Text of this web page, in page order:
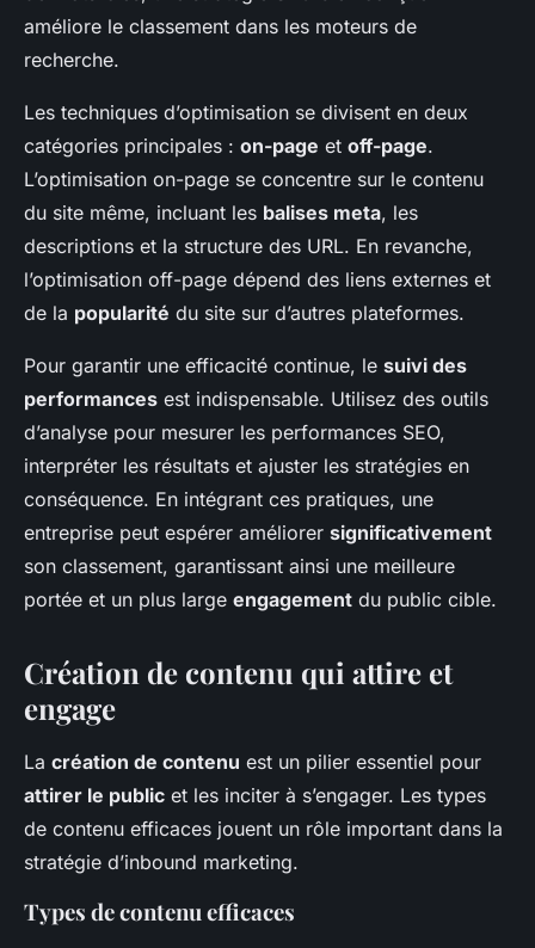
améliore le classement dans les moteurs de
recherche.
Les techniques d’optimisation se divisent en deux
catégories principales : on-page et off-page.
L’optimisation on-page se concentre sur le contenu
du site même, incluant les balises meta, les
descriptions et la structure des URL. En revanche,
l’optimisation off-page dépend des liens externes et
de la popularité du site sur d’autres plateformes.
Pour garantir une efficacité continue, le suivi des
performances est indispensable. Utilisez des outils
d’analyse pour mesurer les performances SEO,
interpréter les résultats et ajuster les stratégies en
conséquence. En intégrant ces pratiques, une
entreprise peut espérer améliorer significativement
son classement, garantissant ainsi une meilleure
portée et un plus large engagement du public cible.
Création de contenu qui attire et
engage
La création de contenu est un pilier essentiel pour
attirer le public et les inciter à s’engager. Les types
de contenu efficaces jouent un rôle important dans la
stratégie d’inbound marketing.
Types de contenu efficaces